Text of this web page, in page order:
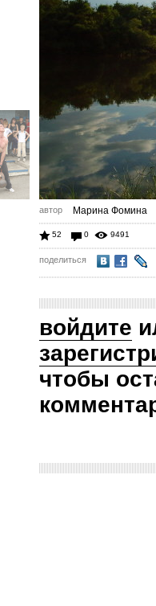
автор Марина Фомина
52 0 9491
поделиться
войдите
чтобы